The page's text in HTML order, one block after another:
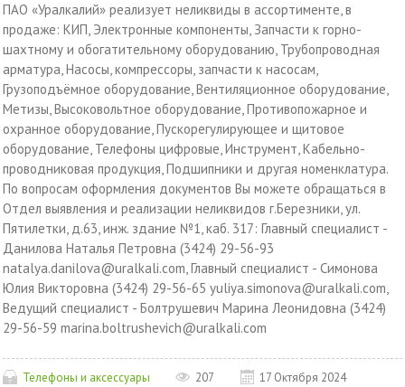
ПАО «Уралкалий» реализует неликвиды в ассортименте, в
продаже: КИП, Электронные компоненты, Запчасти к горно-
шахтному и обогатительному оборудованию, Трубопроводная
арматура, Насосы, компрессоры, запчасти к насосам,
Грузоподъёмное оборудование, Вентиляционное оборудование,
Метизы, Высоковольтное оборудование, Противопожарное и
охранное оборудование, Пускорегулирующее и щитовое
оборудование, Телефоны цифровые, Инструмент, Кабельно-
проводниковая продукция, Подшипники и другая номенклатура.
По вопросам оформления документов Вы можете обращаться в
Отдел выявления и реализации неликвидов г.Березники, ул.
Пятилетки, д.63, инж. здание №1, каб. 317: Главный специалист -
Данилова Наталья Петровна (3424) 29-56-93
natalya.danilova@uralkali.com, Главный специалист - Симонова
Юлия Викторовна (3424) 29-56-65 yuliya.simonova@uralkali.com,
Ведущий специалист - Болтрушевич Марина Леонидовна (3424)
29-56-59 marina.boltrushevich@uralkali.com
Телефоны и аксессуары 207
17 Октября 2024